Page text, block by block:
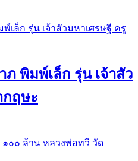
พิมพ์เล็ก รุ่น เจ้าสัว
กฤษะ